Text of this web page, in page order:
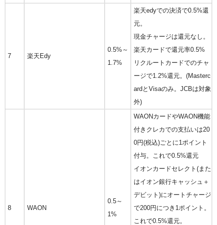
7 楽天Edy
0.5%～
1.7%
楽天edyでの決済で0.5%還
元。
現金チャージは還元なし。
楽天カードで還元率0.5%
リクルートカードでのチャ
ージで1.2%還元。(Masterc
ardとVisaのみ。JCBは対象
外)
8 WAON
0.5～
1%
WAONカードやWAON機能
付きクレカでの支払いは20
0円(税込)ごとに1ポイント
付与。これで0.5%還元
イオンカードセレクト(また
はイオン銀行キャッシュ＋
デビット)にオートチャージ
で200円につき1ポイント。
これで0.5%還元。